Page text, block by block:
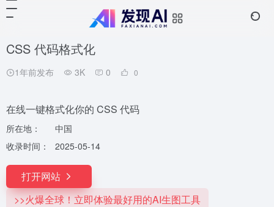
CSS 代码格式化
1年前发布 3K 0 0
在线一键格式化你的 CSS 代码
所在地：
中国
收录时间：
2025-05-14
打开网站
>>火爆全球！立即体验最好用的AI生图工具